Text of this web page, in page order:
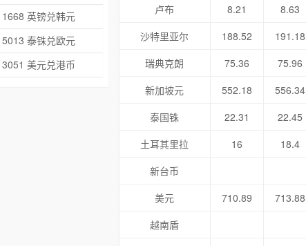
1668 英镑兑韩元
5013 泰铢兑欧元
3051 美元兑港币
卢布
8.21 8.63
沙特里亚尔
188.52 191.18
瑞典克朗
75.36 75.96
新加坡元
552.18 556.34
泰国铢
22.31 22.45
土耳其里拉
16 18.4
新台币
美元
710.89 713.88
越南盾